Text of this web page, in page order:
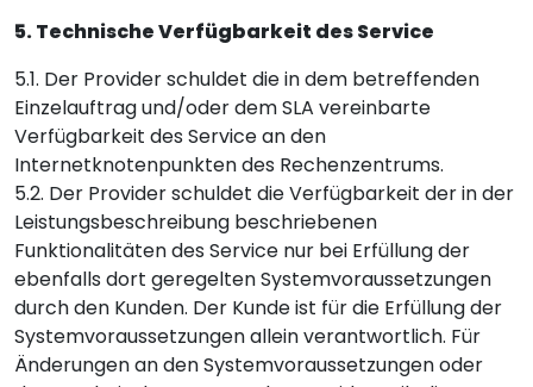
5. Technische Verfügbarkeit des Service
5.1. Der Provider schuldet die in dem betreffenden
Einzelauftrag und/oder dem SLA vereinbarte
Verfügbarkeit des Service an den
Internetknotenpunkten des Rechenzentrums.
5.2. Der Provider schuldet die Verfügbarkeit der in der
Leistungsbeschreibung beschriebenen
Funktionalitäten des Service nur bei Erfüllung der
ebenfalls dort geregelten Systemvoraussetzungen
durch den Kunden. Der Kunde ist für die Erfüllung der
Systemvoraussetzungen allein verantwortlich. Für
Änderungen an den Systemvoraussetzungen oder